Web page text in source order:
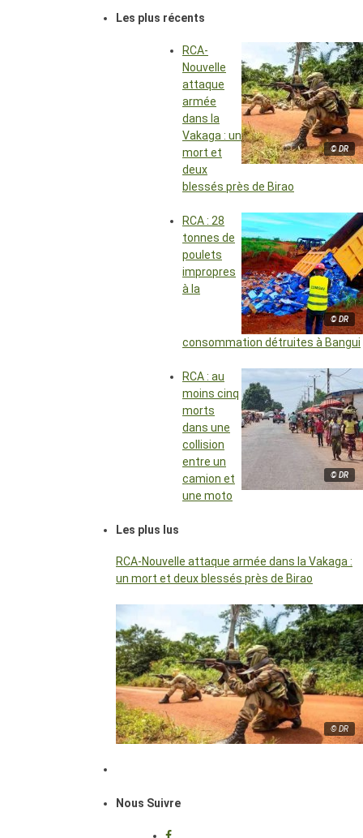
Les plus récents
© DR
RCA-
Nouvelle
attaque
armée
dans la
Vakaga : un
mort et
deux
blessés près de Birao
© DR
RCA : 28
tonnes de
poulets
impropres
à la
consommation détruites à Bangui
© DR
RCA : au
moins cinq
morts
dans une
collision
entre un
camion et
une moto
Les plus lus
RCA-Nouvelle attaque armée dans la Vakaga :
un mort et deux blessés près de Birao
© DR
Nous Suivre